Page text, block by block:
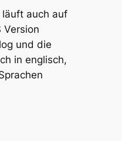
auch auf
Version
und die
in englisch,